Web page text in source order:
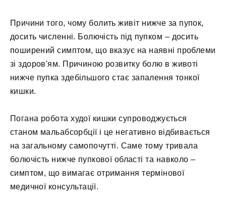
Причини того, чому болить живіт нижче за пупок,
досить численні. Болючість під пупком – досить
поширений симптом, що вказує на наявні проблеми
зі здоров'ям. Причиною розвитку болю в животі
нижче пупка здебільшого стає запалення тонкої
кишки.
Погана робота худої кишки супроводжується
станом мальабсорбції і це негативно відбивається
на загальному самопочутті. Саме тому тривала
болючість нижче пупкової області та навколо –
симптом, що вимагає отримання термінової
медичної консультації.